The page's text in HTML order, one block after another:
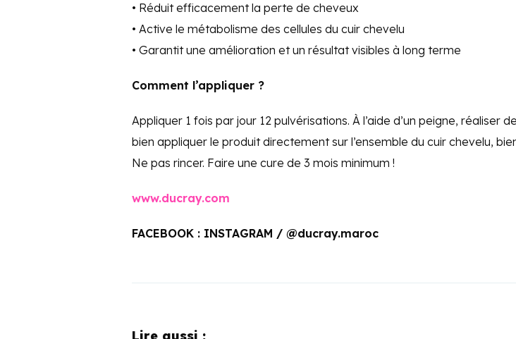
• Réduit efficacement la perte de cheveux
• Active le métabolisme des cellules du cuir chevelu
• Garantit une amélioration et un résultat visibles à long terme
Comment l’appliquer ?
Appliquer 1 fois par jour 12 pulvérisations. À l’aide d’un peigne, réaliser
bien appliquer le produit directement sur l’ensemble du cuir chevelu,
Ne pas rincer. Faire une cure de 3 mois minimum !
www.ducray.com
FACEBOOK : INSTAGRAM / @ducray.maroc